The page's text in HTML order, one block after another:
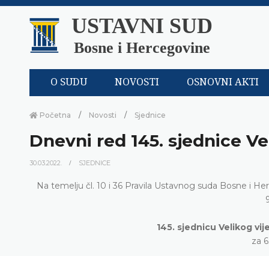
USTAVNI SUD
Bosne i Hercegovine
O SUDU NOVOSTI OSNOVNI AKTI
Početna Novosti Sjednice
Dnevni red 145. sjednice
30.03.2022. SJEDNICE
Na temelju čl. 10 i 36 Pravila Ustavnog suda Bosne i
145. sjednicu Velikog
za